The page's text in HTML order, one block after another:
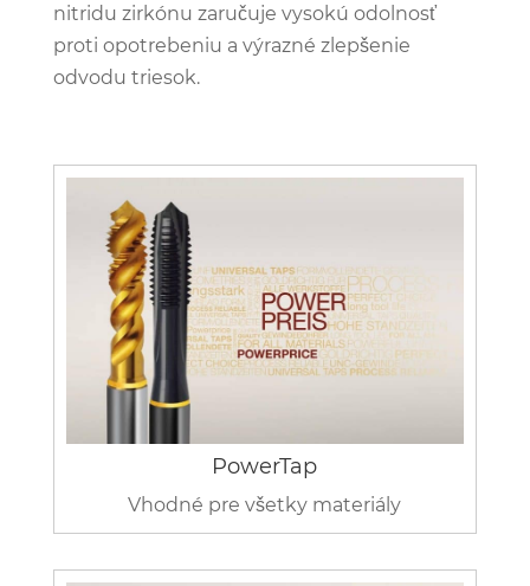
nitridu zirkónu zaručuje vysokú odolnosť
proti opotrebeniu a výrazné zlepšenie
odvodu triesok.
PowerTap
Vhodné pre všetky materiály